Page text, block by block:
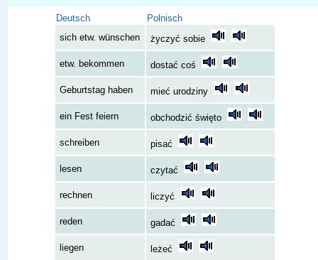
Deutsch
Polnisch
sich etw. wünschen
życzyć sobie
etw. bekommen dostać coś
Geburtstag haben mieć urodziny
ein Fest feiern obchodzić święto
schreiben pisać
lesen czytać
rechnen liczyć
reden gadać
liegen leżeć